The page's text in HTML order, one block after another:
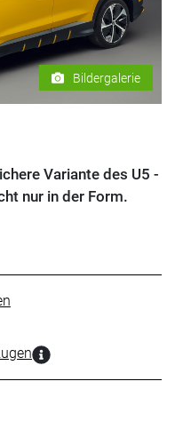
Bildergalerie
Variante des U5 -
nur in der Form.